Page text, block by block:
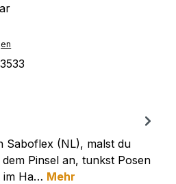
Saboflex (NL), malst du
Pinsel an, tunkst Posen
im Ha… Mehr